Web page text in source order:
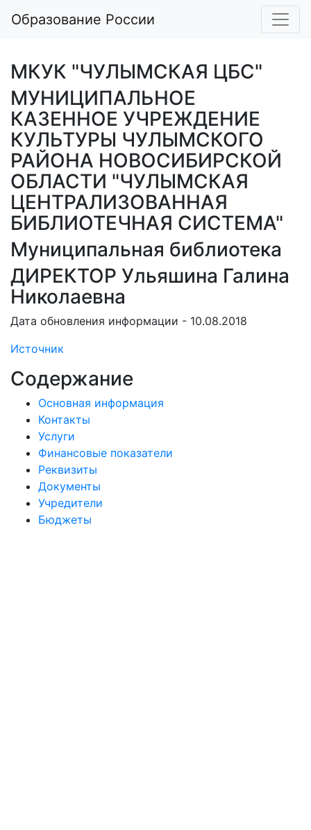
Образование России
МКУК "ЧУЛЫМСКАЯ ЦБС"
МУНИЦИПАЛЬНОЕ
КАЗЕННОЕ УЧРЕЖДЕНИЕ
КУЛЬТУРЫ ЧУЛЫМСКОГО
РАЙОНА НОВОСИБИРСКОЙ
ОБЛАСТИ "ЧУЛЫМСКАЯ
ЦЕНТРАЛИЗОВАННАЯ
БИБЛИОТЕЧНАЯ СИСТЕМА"
Муниципальная библиотека
ДИРЕКТОР Ульяшина Галина
Николаевна
Дата обновления информации - 10.08.2018
Источник
Содержание
Основная информация
Контакты
Услуги
Финансовые показатели
Реквизиты
Документы
Учредители
Бюджеты